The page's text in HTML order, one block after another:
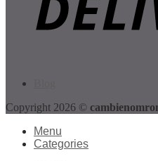
Copyright 2026 ©
Menu
Categories